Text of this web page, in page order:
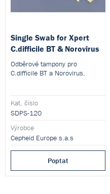
Single Swab for Xpert
C.difficile BT & Norovirus
Odběrové tampony pro
C.difficile BT a Norovirus.
Kat. číslo
SDPS-120
Výrobce
Cepheid Europe s.a.s
Poptat